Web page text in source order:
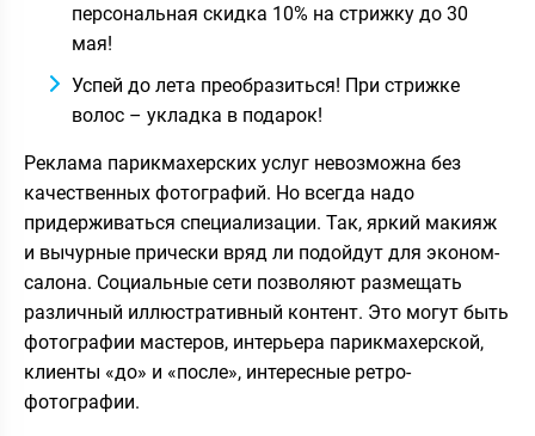
персональная скидка 10% на стрижку до 30
мая!
Успей до лета преобразиться! При стрижке
волос – укладка в подарок!
Реклама парикмахерских услуг невозможна без
качественных фотографий. Но всегда надо
придерживаться специализации. Так, яркий макияж
и вычурные прически вряд ли подойдут для эконом-
салона. Социальные сети позволяют размещать
различный иллюстративный контент. Это могут быть
фотографии мастеров, интерьера парикмахерской,
клиенты «до» и «после», интересные ретро-
фотографии.